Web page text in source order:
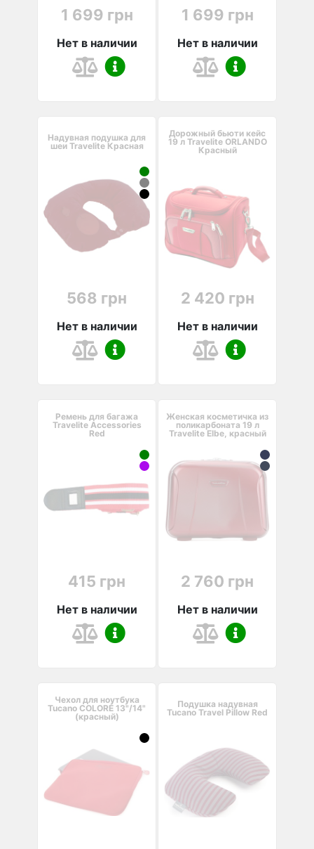
1 699 грн
Нет в наличии
1 699 грн
Нет в наличии
Надувная подушка для
шеи Travelite Красная
568 грн
Нет в наличии
Дорожный бьюти кейс
19 л Travelite ORLANDO
Красный
2 420 грн
Нет в наличии
Ремень для багажа
Travelite Accessories
Red
415 грн
Нет в наличии
Женская косметичка из
поликарбоната 19 л
Travelite Elbe, красный
2 760 грн
Нет в наличии
Чехол для ноутбука
Tucano COLORE 13"/14"
(красный)
Подушка надувная
Tucano Travel Pillow Red